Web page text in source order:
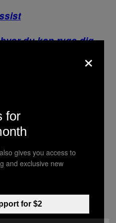
du kan ryge dig
Crime
Munchies
tyveri wings
Stories
×
for
gives you access to
and exclusive new
for $2